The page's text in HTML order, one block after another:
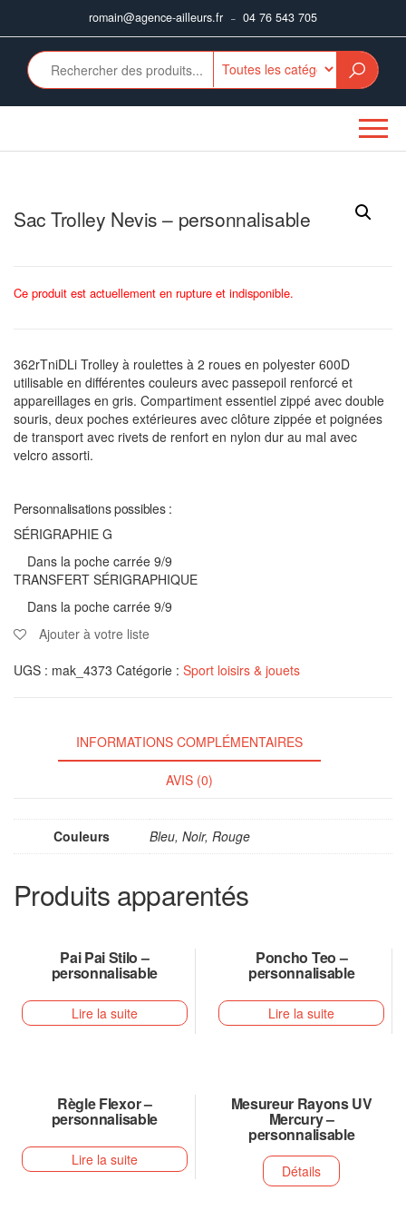
romain@agence-ailleurs.fr – 04 76 543 705
Sac Trolley Nevis – personnalisable
Ce produit est actuellement en rupture et indisponible.
362rTniDLi Trolley à roulettes à 2 roues en polyester 600D
utilisable en différentes couleurs avec passepoil renforcé et
appareillages en gris. Compartiment essentiel zippé avec double
souris, deux poches extérieures avec clôture zippée et poignées
de transport avec rivets de renfort en nylon dur au mal avec
velcro assorti.
Personnalisations possibles :
SÉRIGRAPHIE G
Dans la poche carrée 9/9
TRANSFERT SÉRIGRAPHIQUE
Dans la poche carrée 9/9
Ajouter à votre liste
UGS : mak_4373 Catégorie : Sport loisirs & jouets
INFORMATIONS COMPLÉMENTAIRES
AVIS (0)
Couleurs Bleu, Noir, Rouge
Produits apparentés
Pai Pai Stilo –
personnalisable
Lire la suite
Poncho Teo –
personnalisable
Lire la suite
Règle Flexor –
personnalisable
Lire la suite
Mesureur Rayons UV
Mercury –
personnalisable
Détails